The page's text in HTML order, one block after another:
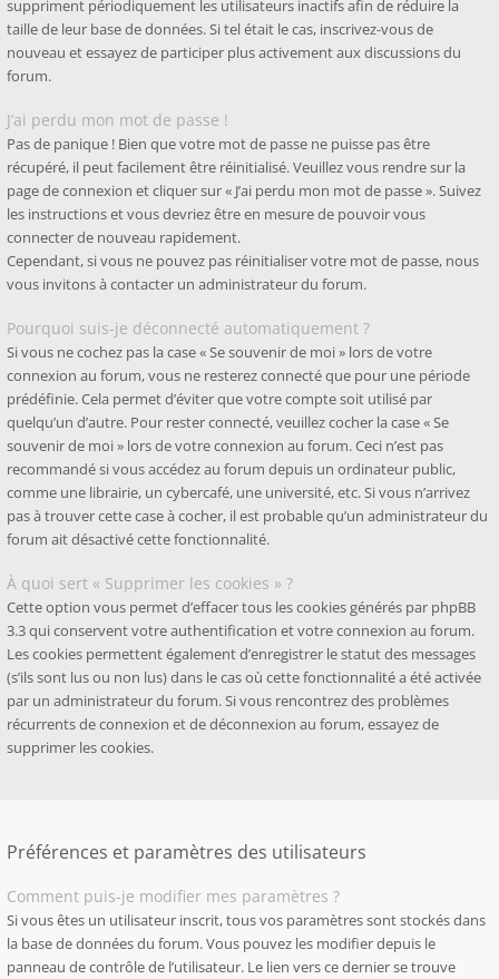
suppriment périodiquement les utilisateurs inactifs afin de réduire la
taille de leur base de données. Si tel était le cas, inscrivez-vous de
nouveau et essayez de participer plus activement aux discussions du
forum.
J’ai perdu mon mot de passe !
Pas de panique ! Bien que votre mot de passe ne puisse pas être
récupéré, il peut facilement être réinitialisé. Veuillez vous rendre sur la
page de connexion et cliquer sur « J’ai perdu mon mot de passe ». Suivez
les instructions et vous devriez être en mesure de pouvoir vous
connecter de nouveau rapidement.
Cependant, si vous ne pouvez pas réinitialiser votre mot de passe, nous
vous invitons à contacter un administrateur du forum.
Pourquoi suis-je déconnecté automatiquement ?
Si vous ne cochez pas la case « Se souvenir de moi » lors de votre
connexion au forum, vous ne resterez connecté que pour une période
prédéfinie. Cela permet d’éviter que votre compte soit utilisé par
quelqu’un d’autre. Pour rester connecté, veuillez cocher la case « Se
souvenir de moi » lors de votre connexion au forum. Ceci n’est pas
recommandé si vous accédez au forum depuis un ordinateur public,
comme une librairie, un cybercafé, une université, etc. Si vous n’arrivez
pas à trouver cette case à cocher, il est probable qu’un administrateur du
forum ait désactivé cette fonctionnalité.
À quoi sert « Supprimer les cookies » ?
Cette option vous permet d’effacer tous les cookies générés par phpBB
3.3 qui conservent votre authentification et votre connexion au forum.
Les cookies permettent également d’enregistrer le statut des messages
(s’ils sont lus ou non lus) dans le cas où cette fonctionnalité a été activée
par un administrateur du forum. Si vous rencontrez des problèmes
récurrents de connexion et de déconnexion au forum, essayez de
supprimer les cookies.
Préférences et paramètres des utilisateurs
Comment puis-je modifier mes paramètres ?
Si vous êtes un utilisateur inscrit, tous vos paramètres sont stockés dans
la base de données du forum. Vous pouvez les modifier depuis le
panneau de contrôle de l’utilisateur. Le lien vers ce dernier se trouve